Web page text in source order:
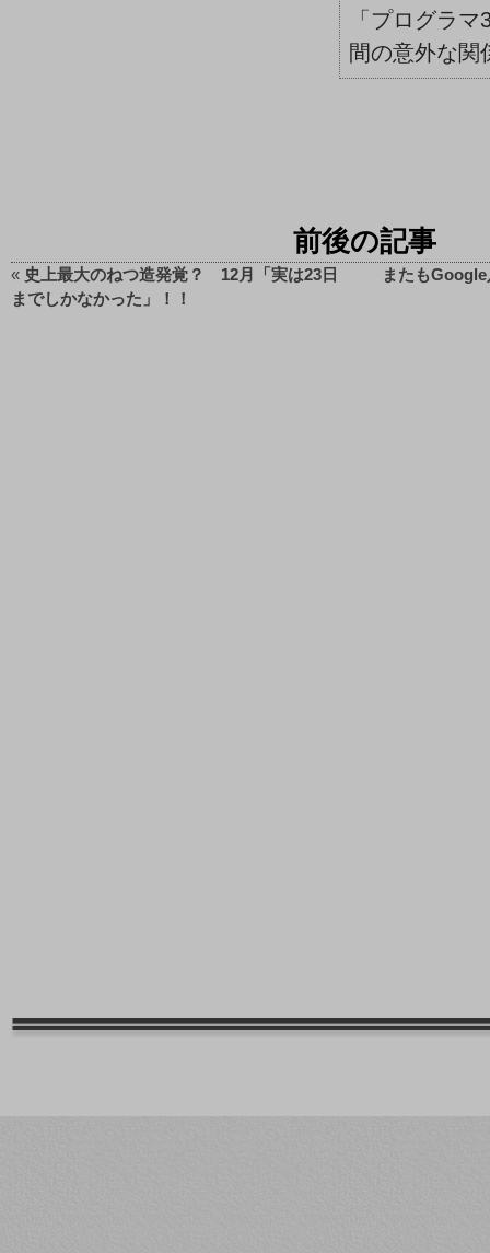
「プログラ
間の意外な関
前後の記事
« 史上最大のねつ造発覚？ 12月「実は23日
までしかなかった」！！
またも